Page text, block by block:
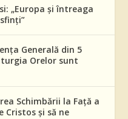
„Europa și întreaga
Generală din 5
Orelor sunt
Schimbării la Față a
Cristos și să ne